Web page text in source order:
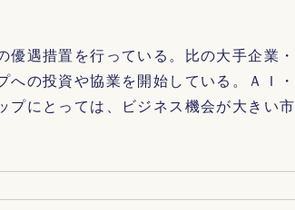
遇措置を行っている。比の大手企業・
の投資や協業を開始している。ＡＩ・
プにとっては、ビジネス機会が大きい市